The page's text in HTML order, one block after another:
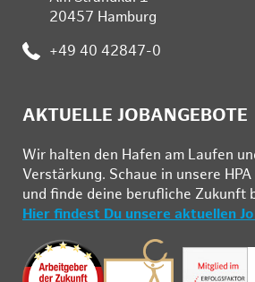
20457 Hamburg
: +49 40 42847-0
AKTUELLE JOBANGEBOTE
Wir hal­ten den Ha­fen am Lau­fen
Ver­stär­kung. Schau­e in un­se­re
und fin­de deine be­ruf­li­che Zu­kunft
Hier findest Du unsere aktuellen